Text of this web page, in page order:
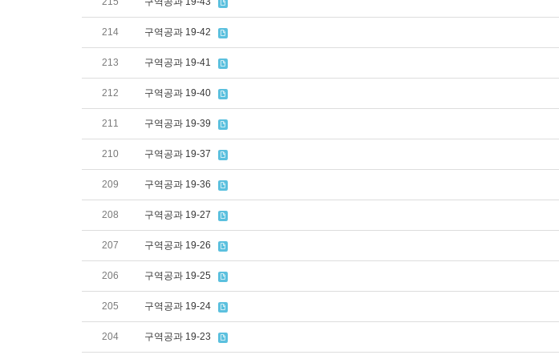
214 구역공과 19-42
213 구역공과 19-41
212 구역공과 19-40
211 구역공과 19-39
210 구역공과 19-37
209 구역공과 19-36
208 구역공과 19-27
207 구역공과 19-26
206 구역공과 19-25
205 구역공과 19-24
204 구역공과 19-23